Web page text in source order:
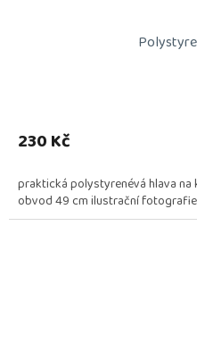
230 Kč
praktická polystyrenévá hlava
obvod 49 cm ilustrační fotografie